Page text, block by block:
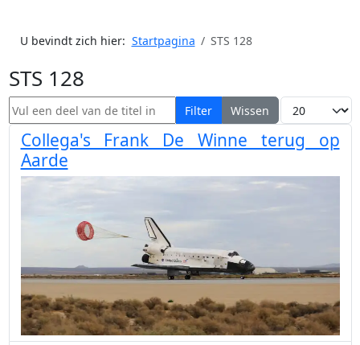
U bevindt zich hier: Startpagina STS 128
STS 128
Vul een deel van de titel in Filter Wissen Toon #
Collega's Frank De Winne terug op
Aarde